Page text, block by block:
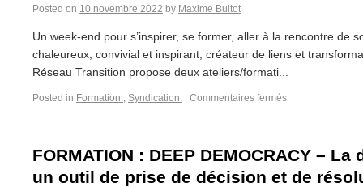
Posted on 10 novembre 2022 by Maxime Bultot
Un week-end pour s’inspirer, se former, aller à la rencontre de
chaleureux, convivial et inspirant, créateur de liens et
Réseau Transition propose deux ateliers/formati...
Posted in Formation., Syndication. Commentaires fermés
FORMATION : DEEP DEMOCRACY –
un outil de prise de décision et de